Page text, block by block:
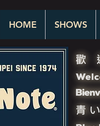
HOME SHOWS